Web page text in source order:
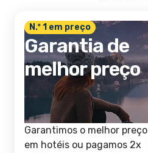
N.º 1 em preço
Garantia de
melhor preço
Garantimos o melhor preço
em hotéis ou pagamos 2x